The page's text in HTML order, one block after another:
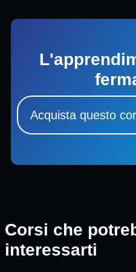
Acquista questo
Corsi che
interessarti